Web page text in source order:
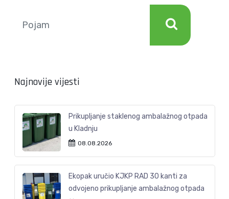
Najnovije vijesti
Prikupljanje staklenog ambalažnog otpada
u Kladnju
08.08.2026
Ekopak uručio KJKP RAD 30 kanti za
odvojeno prikupljanje ambalažnog otpada